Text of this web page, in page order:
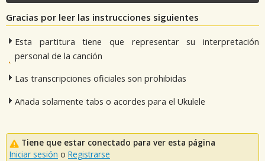
Gracias por leer las instrucciones siguientes
Esta partitura tiene que representar su interpretación
personal de la canción
Las transcripciones oficiales son prohibidas
Añada solamente tabs o acordes para el Ukulele
Tiene que estar conectado para ver esta página
Iniciar sesión o Registrarse